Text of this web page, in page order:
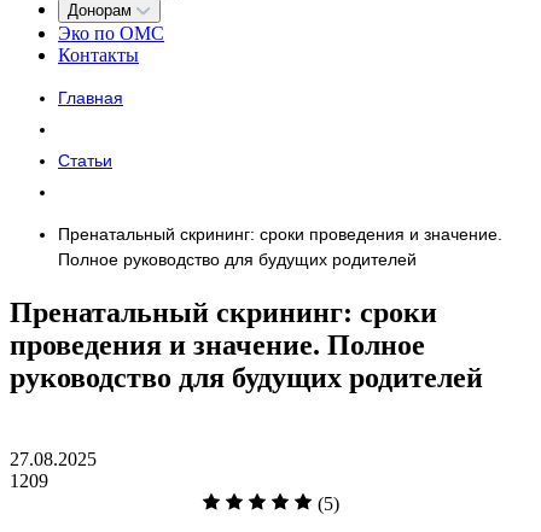
Донорам
Эко по ОМС
Контакты
Главная
Статьи
Пренатальный скрининг: сроки проведения и значение.
Полное руководство для будущих родителей
Пренатальный скрининг: сроки
проведения и значение. Полное
руководство для будущих родителей
27.08.2025
1209
(5)